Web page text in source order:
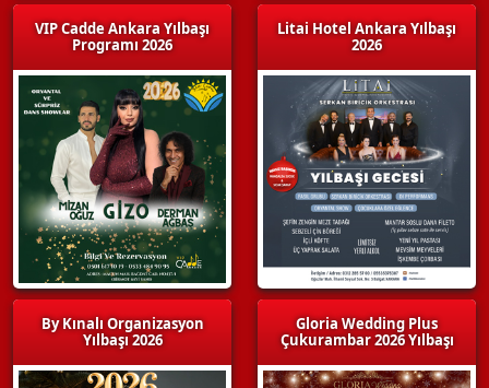
VIP Cadde Ankara Yılbaşı
Programı 2026
By Kınalı Organizasyon
Yılbaşı 2026
Litai Hotel Ankara Yılbaşı
2026
Gloria Wedding Plus
Çukurambar 2026 Yılbaşı